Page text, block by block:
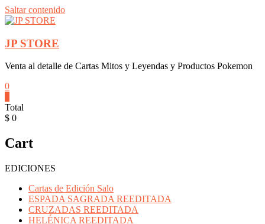
Saltar contenido
JP STORE
Venta al detalle de Cartas Mitos y Leyendas y Productos Pokemon
0
Total
$ 0
Cart
EDICIONES
Cartas de Edición Salo
ESPADA SAGRADA REEDITADA
CRUZADAS REEDITADA
HELÉNICA REEDITADA